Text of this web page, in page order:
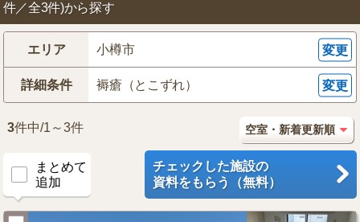
件／全3件)から探す
エリア 小樽市 変更
詳細条件 褥瘡（とこずれ） 変更
3件中/1～3件
まとめて
追加
チェックした施設の
資料をもらう（無料）